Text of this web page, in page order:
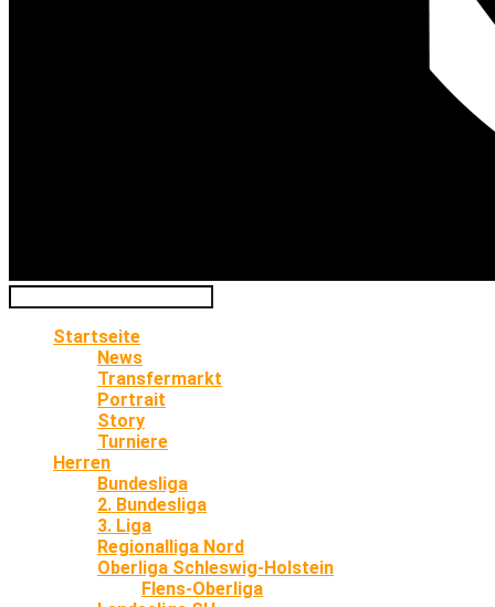
Startseite
News
Transfermarkt
Portrait
Story
Turniere
Herren
Bundesliga
2. Bundesliga
3. Liga
Regionalliga Nord
Oberliga Schleswig-Holstein
Flens-Oberliga